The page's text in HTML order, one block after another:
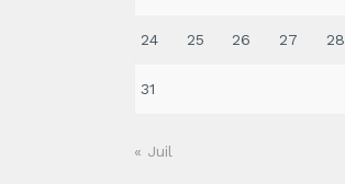
24 25 26 27 28
31
« Juil